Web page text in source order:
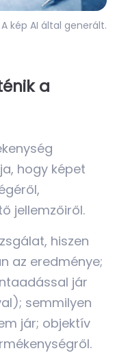
A kép AI által generált.
a
hogy képet
jellemzőiről.
hiszen
az eredménye;
jár
semmilyen
jár; objektív